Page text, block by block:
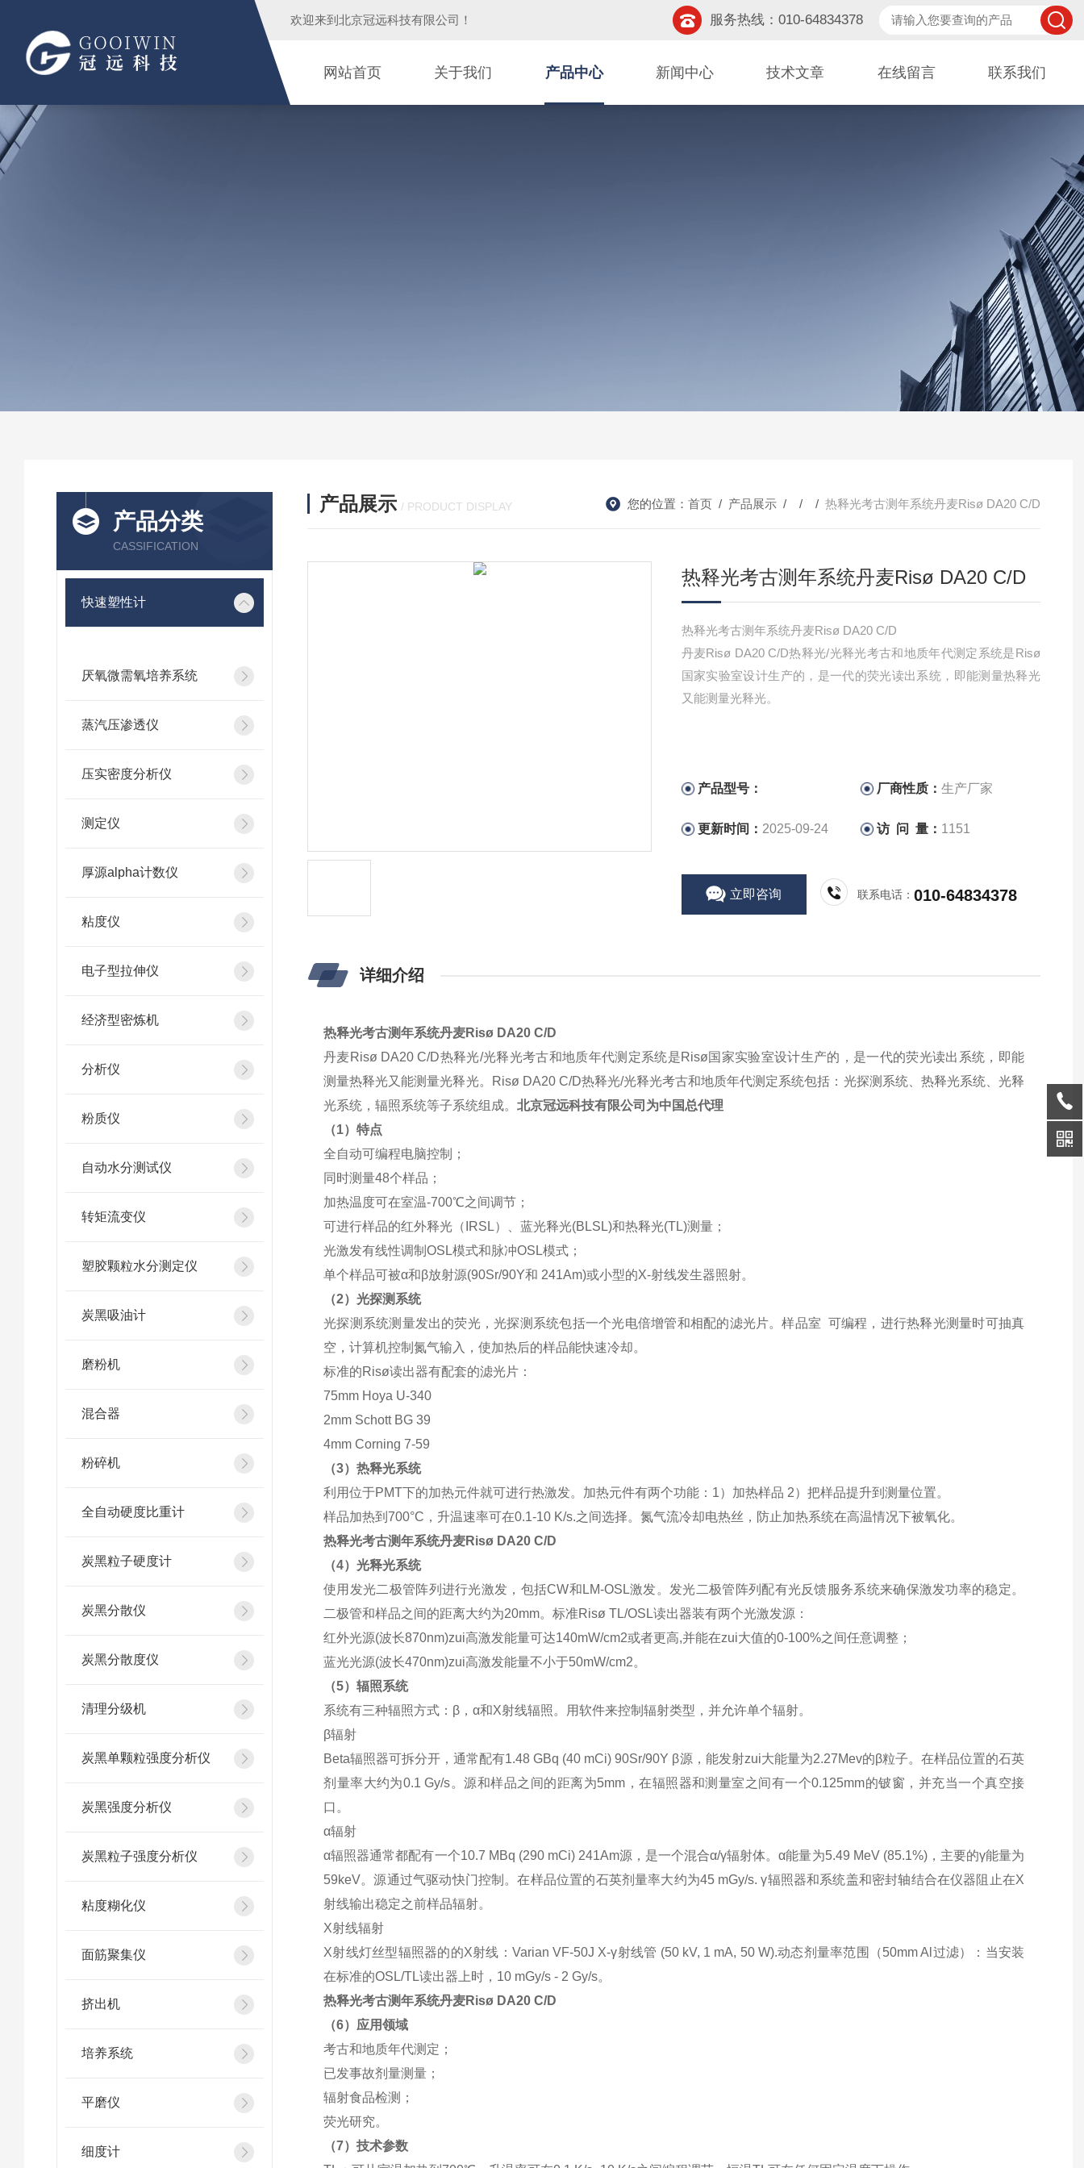
欢迎来到 北京冠远科技有限公司 ！ 服务热线：010-64834378
网站首页 关于我们 产品中心 新闻中心 技术文章 在线留言 联系我们
产品分类
CASSIFICATION
快速塑性计
厌氧微需氧培养系统
蒸汽压渗透仪
压实密度分析仪
测定仪
厚源alpha计数仪
粘度仪
电子型拉伸仪
经济型密炼机
分析仪
粉质仪
自动水分测试仪
转矩流变仪
塑胶颗粒水分测定仪
炭黑吸油计
磨粉机
混合器
粉碎机
全自动硬度比重计
炭黑粒子硬度计
炭黑分散仪
炭黑分散度仪
清理分级机
炭黑单颗粒强度分析仪
炭黑强度分析仪
炭黑粒子强度分析仪
粘度糊化仪
面筋聚集仪
挤出机
培养系统
平磨仪
细度计
产品展示 / PRODUCT DISPLAY 您的位置： 首页 / 产品展示 / / / 热释光考古测年系统丹麦Risø DA20 C/D
热释光考古测年系统丹麦Risø DA20 C/D
热释光考古测年系统丹麦Risø DA20 C/D
丹麦Risø DA20 C/D热释光/光释光考古和地质年代测定系统是Risø
国家实验室设计生产的，是一代的荧光读出系统，即能测量热释光
又能测量光释光。
产品型号： 厂商性质：生产厂家
更新时间： 2025-09-24 访 问 量： 1151
立即咨询 联系电话：010-64834378
详细介绍
热释光考古测年系统丹麦Risø DA20 C/D
丹麦Risø DA20 C/D热释光/光释光考古和地质年代测定系统是Risø国家实验室设计生产的，是一代的荧光读出系统，即能
测量热释光又能测量光释光。Risø DA20 C/D热释光/光释光考古和地质年代测定系统包括：光探测系统、热释光系统、光释
光系统，辐照系统等子系统组成。北京冠远科技有限公司为中国总代理
（1）特点
全自动可编程电脑控制；
同时测量48个样品；
加热温度可在室温-700℃之间调节；
可进行样品的红外释光（IRSL）、蓝光释光(BLSL)和热释光(TL)测量；
光激发有线性调制OSL模式和脉冲OSL模式；
单个样品可被α和β放射源(90Sr/90Y和 241Am)或小型的X-射线发生器照射。
（2）光探测系统
光探测系统测量发出的荧光，光探测系统包括一个光电倍增管和相配的滤光片。样品室 可编程，进行热释光测量时可抽真
空，计算机控制氮气输入，使加热后的样品能快速冷却。
标准的Risø读出器有配套的滤光片：
75mm Hoya U-340
2mm Schott BG 39
4mm Corning 7-59
（3）热释光系统
利用位于PMT下的加热元件就可进行热激发。加热元件有两个功能：1）加热样品 2）把样品提升到测量位置。
样品加热到700°C，升温速率可在0.1-10 K/s.之间选择。氮气流冷却电热丝，防止加热系统在高温情况下被氧化。
热释光考古测年系统丹麦Risø DA20 C/D
（4）光释光系统
使用发光二极管阵列进行光激发，包括CW和LM-OSL激发。发光二极管阵列配有光反馈服务系统来确保激发功率的稳定。
二极管和样品之间的距离大约为20mm。标准Risø TL/OSL读出器装有两个光激发源：
红外光源(波长870nm)zui高激发能量可达140mW/cm2或者更高,并能在zui大值的0-100%之间任意调整；
蓝光光源(波长470nm)zui高激发能量不小于50mW/cm2。
（5）辐照系统
系统有三种辐照方式：β，α和X射线辐照。用软件来控制辐射类型，并允许单个辐射。
β辐射
Beta辐照器可拆分开，通常配有1.48 GBq (40 mCi) 90Sr/90Y β源，能发射zui大能量为2.27Mev的β粒子。在样品位置的石英
剂量率大约为0.1 Gy/s。源和样品之间的距离为5mm，在辐照器和测量室之间有一个0.125mm的铍窗，并充当一个真空接
口。
α辐射
α辐照器通常都配有一个10.7 MBq (290 mCi) 241Am源，是一个混合α/γ辐射体。α能量为5.49 MeV (85.1%)，主要的γ能量为
59keV。源通过气驱动快门控制。在样品位置的石英剂量率大约为45 mGy/s. γ辐照器和系统盖和密封轴结合在仪器阻止在X
射线输出稳定之前样品辐射。
X射线辐射
X射线灯丝型辐照器的的X射线：Varian VF-50J X-γ射线管 (50 kV, 1 mA, 50 W).动态剂量率范围（50mm Al过滤）：当安装
在标准的OSL/TL读出器上时，10 mGy/s - 2 Gy/s。
热释光考古测年系统丹麦Risø DA20 C/D
（6）应用领域
考古和地质年代测定；
已发事故剂量测量；
辐射食品检测；
荧光研究。
（7）技术参数